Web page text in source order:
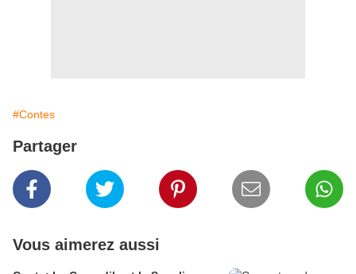
#Contes
Partager
Vous aimerez aussi